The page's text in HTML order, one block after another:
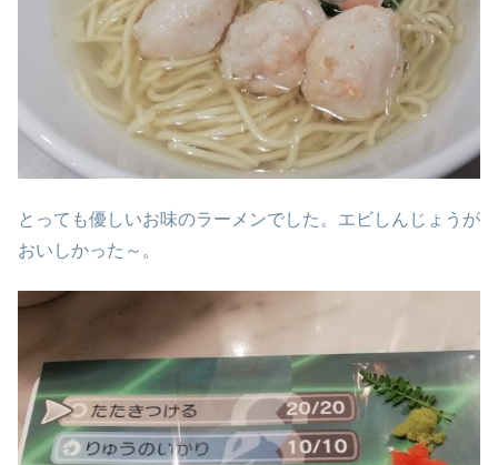
とっても優しいお味のラーメンでした。エビしんじょうが
おいしかった～。